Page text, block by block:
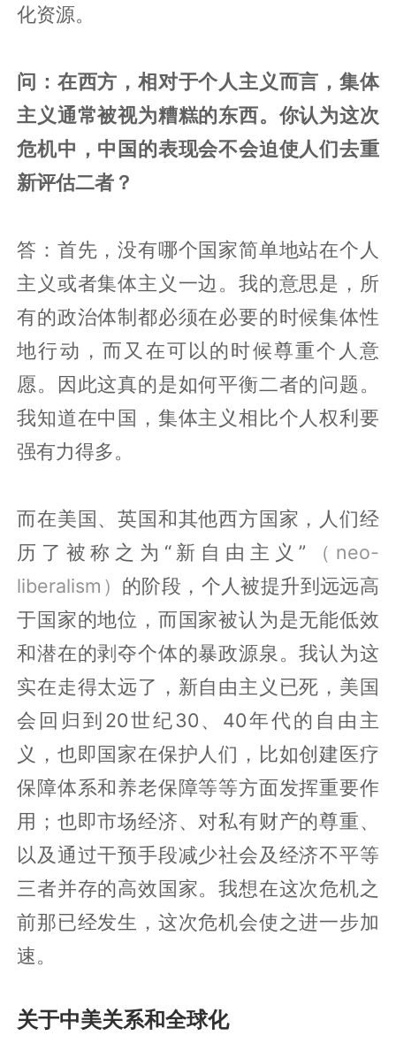
化资源。
问：在西方，相对于个人主义而言，集体
主义通常被视为糟糕的东西。你认为这次
危机中，中国的表现会不会迫使人们去重
新评估二者？
答：首先，没有哪个国家简单地站在个人
主义或者集体主义一边。我的意思是，所
有的政治体制都必须在必要的时候集体性
地行动，而又在可以的时候尊重个人意
愿。因此这真的是如何平衡二者的问题。
我知道在中国，集体主义相比个人权利要
强有力得多。
而在美国、英国和其他西方国家，人们经
历了被称之为“新自由主义” （neo-
liberalism） 的阶段，个人被提升到远远高
于国家的地位，而国家被认为是无能低效
和潜在的剥夺个体的暴政源泉。我认为这
实在走得太远了，新自由主义已死，美国
会回归到20世纪30、40年代的自由主
义，也即国家在保护人们，比如创建医疗
保障体系和养老保障等等方面发挥重要作
用；也即市场经济、对私有财产的尊重、
以及通过干预手段减少社会及经济不平等
三者并存的高效国家。我想在这次危机之
前那已经发生，这次危机会使之进一步加
速。
关于中美关系和全球化